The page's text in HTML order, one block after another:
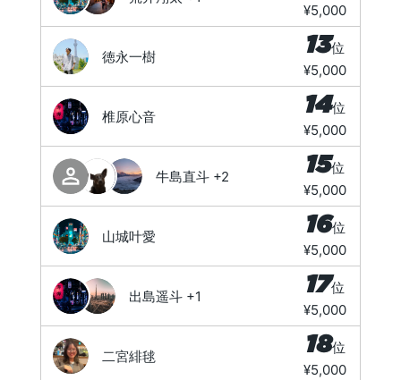
¥5,000
徳永一樹 13位
¥5,000
椎原心音 14位
¥5,000
牛島直斗 +2 15位
¥5,000
山城叶愛 16位
¥5,000
出島遥斗 +1 17位
¥5,000
二宮緋毬 18位
¥5,000